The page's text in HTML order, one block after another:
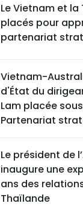
Le Vietnam et
placés pour
partenariat
Vietnam-
d'État du
Lam placée
Partenariat
Le président de
inaugure une
ans des
Thaïlande